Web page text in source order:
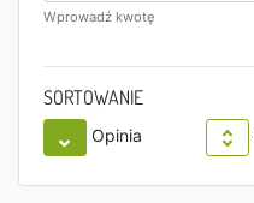
Wprowadź kwotę
SORTOWANIE
Opinia